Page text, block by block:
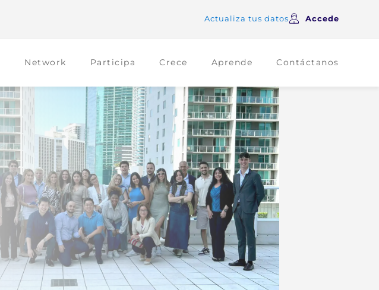
Actualiza tus datos Accede
Network Participa Crece Aprende Contáctanos